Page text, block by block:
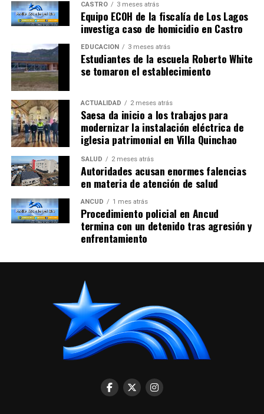
CASTRO 3 meses atrás
Equipo ECOH de la fiscalía de Los Lagos
investiga caso de homicidio en Castro
EDUCACIÓN 3 meses atrás
Estudiantes de la escuela Roberto White
se tomaron el establecimiento
ACTUALIDAD 2 meses atrás
Saesa da inicio a los trabajos para
modernizar la instalación eléctrica de
iglesia patrimonial en Villa Quinchao
SALUD 2 meses atrás
Autoridades acusan enormes falencias
en materia de atención de salud
ANCUD 1 mes atrás
Procedimiento policial en Ancud
termina con un detenido tras agresión y
enfrentamiento